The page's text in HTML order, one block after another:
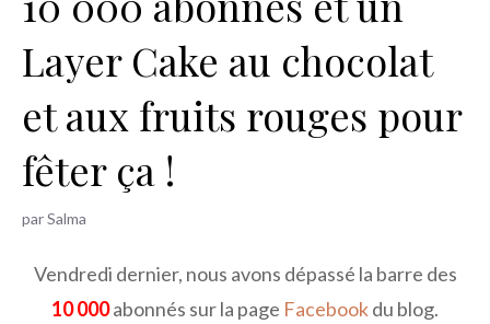
h
r
Layer Cake au chocolat
et aux fruits rouges pour
fêter ça !
parSalma
Vendredi dernier, nous avons dépassé la barre des
10 000abonnés sur la page Facebookdu blog.